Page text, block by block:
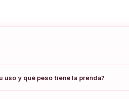
uso y qué peso tiene la prenda?